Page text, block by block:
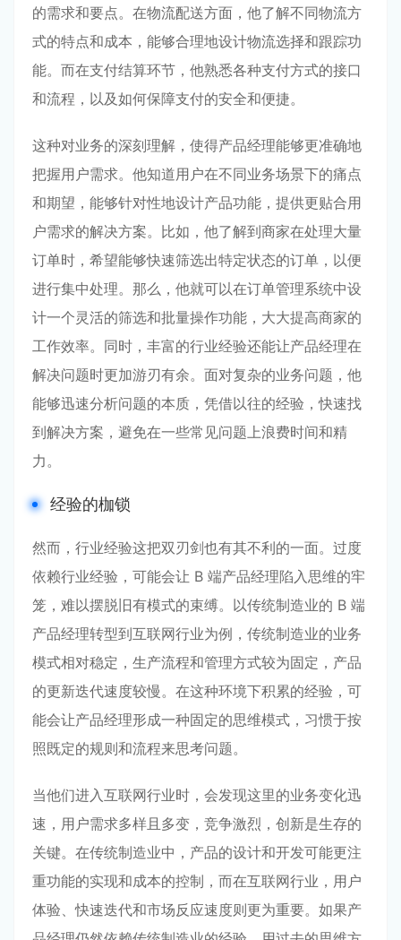
的需求和要点。在物流配送方面，他了解不同物流方
式的特点和成本，能够合理地设计物流选择和跟踪功
能。而在支付结算环节，他熟悉各种支付方式的接口
和流程，以及如何保障支付的安全和便捷。
这种对业务的深刻理解，使得产品经理能够更准确地
把握用户需求。他知道用户在不同业务场景下的痛点
和期望，能够针对性地设计产品功能，提供更贴合用
户需求的解决方案。比如，他了解到商家在处理大量
订单时，希望能够快速筛选出特定状态的订单，以便
进行集中处理。那么，他就可以在订单管理系统中设
计一个灵活的筛选和批量操作功能，大大提高商家的
工作效率。同时，丰富的行业经验还能让产品经理在
解决问题时更加游刃有余。面对复杂的业务问题，他
能够迅速分析问题的本质，凭借以往的经验，快速找
到解决方案，避免在一些常见问题上浪费时间和精
力。
经验的枷锁
然而，行业经验这把双刃剑也有其不利的一面。过度
依赖行业经验，可能会让 B 端产品经理陷入思维的牢
笼，难以摆脱旧有模式的束缚。以传统制造业的 B 端
产品经理转型到互联网行业为例，传统制造业的业务
模式相对稳定，生产流程和管理方式较为固定，产品
的更新迭代速度较慢。在这种环境下积累的经验，可
能会让产品经理形成一种固定的思维模式，习惯于按
照既定的规则和流程来思考问题。
当他们进入互联网行业时，会发现这里的业务变化迅
速，用户需求多样且多变，竞争激烈，创新是生存的
关键。在传统制造业中，产品的设计和开发可能更注
重功能的实现和成本的控制，而在互联网行业，用户
体验、快速迭代和市场反应速度则更为重要。如果产